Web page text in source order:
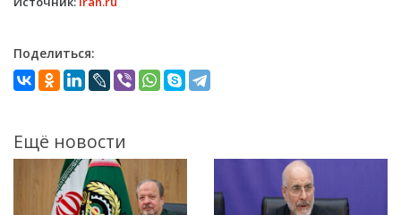
Поделиться:
Ещё новости